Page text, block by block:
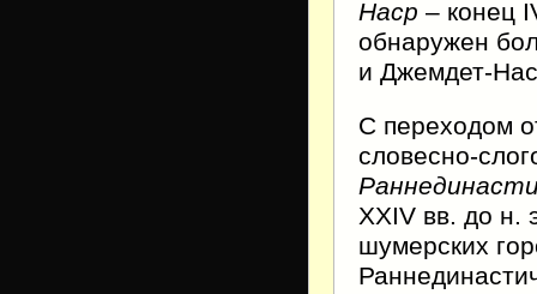
Наср – конец
обнаружен
и Джемдет-
С переходом
словесно-
XXIV вв. до н.
шумерских